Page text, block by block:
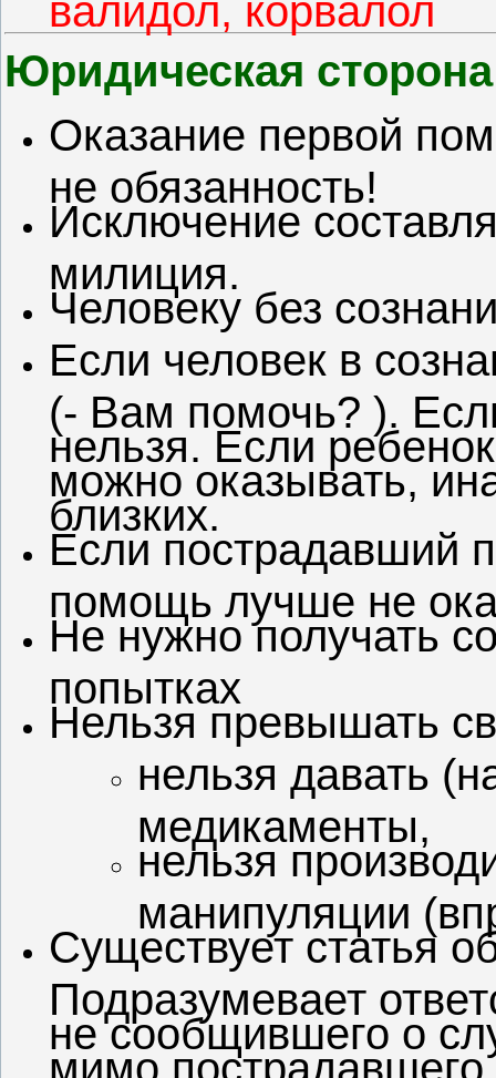
Юридическая
Оказание первой
не обязанность!
Исключение
милиция.
Человеку без
Если человек в
(- Вам помочь? ).
нельзя. Если
можно оказывать,
близких.
Если пострадавший
помощь лучше не
Не нужно получать
попытках
Нельзя превышать
нельзя давать
медикаменты,
нельзя
манипуляции
Существует статья
Подразумевает
не сообщившего о
мимо пострадавшего.